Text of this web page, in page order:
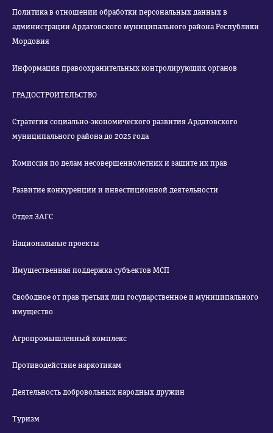
Политика в отношении обработки персональных данных в
администрации Ардатовского муниципального района Республики
Мордовия
Информация правоохранительных контролирующих органов
ГРАДОСТРОИТЕЛЬСТВО
Стратегия социально-экономического развития Ардатовского
муниципального района до 2025 года
Комиссия по делам несовершеннолетних и защите их прав
Развитие конкуренции и инвестиционной деятельности
Отдел ЗАГС
Национальные проекты
Имущественная поддержка субъектов МСП
Свободное от прав третьих лиц государственное и муниципального
имущество
Агропромышленный комплекс
Противодействие наркотикам
Деятельность добровольных народных дружин
Туризм